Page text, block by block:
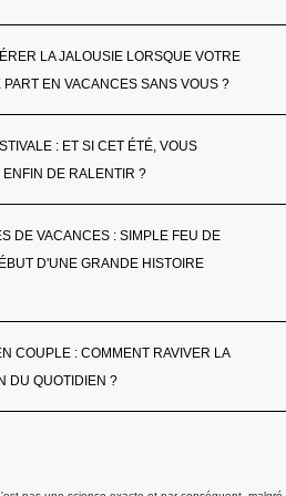
LA JALOUSIE LORSQUE VOTRE
PART EN VACANCES SANS VOUS ?
: ET SI CET ÉTÉ, VOUS
ENFIN DE RALENTIR ?
DE VACANCES : SIMPLE FEU DE
D'UNE GRANDE HISTOIRE
COUPLE : COMMENT RAVIVER LA
DU QUOTIDIEN ?